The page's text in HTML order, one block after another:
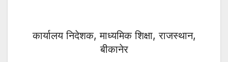
कार्यालय निदेशक, माध्यमिक शिक्षा, राजस्थान,
बीकानेर